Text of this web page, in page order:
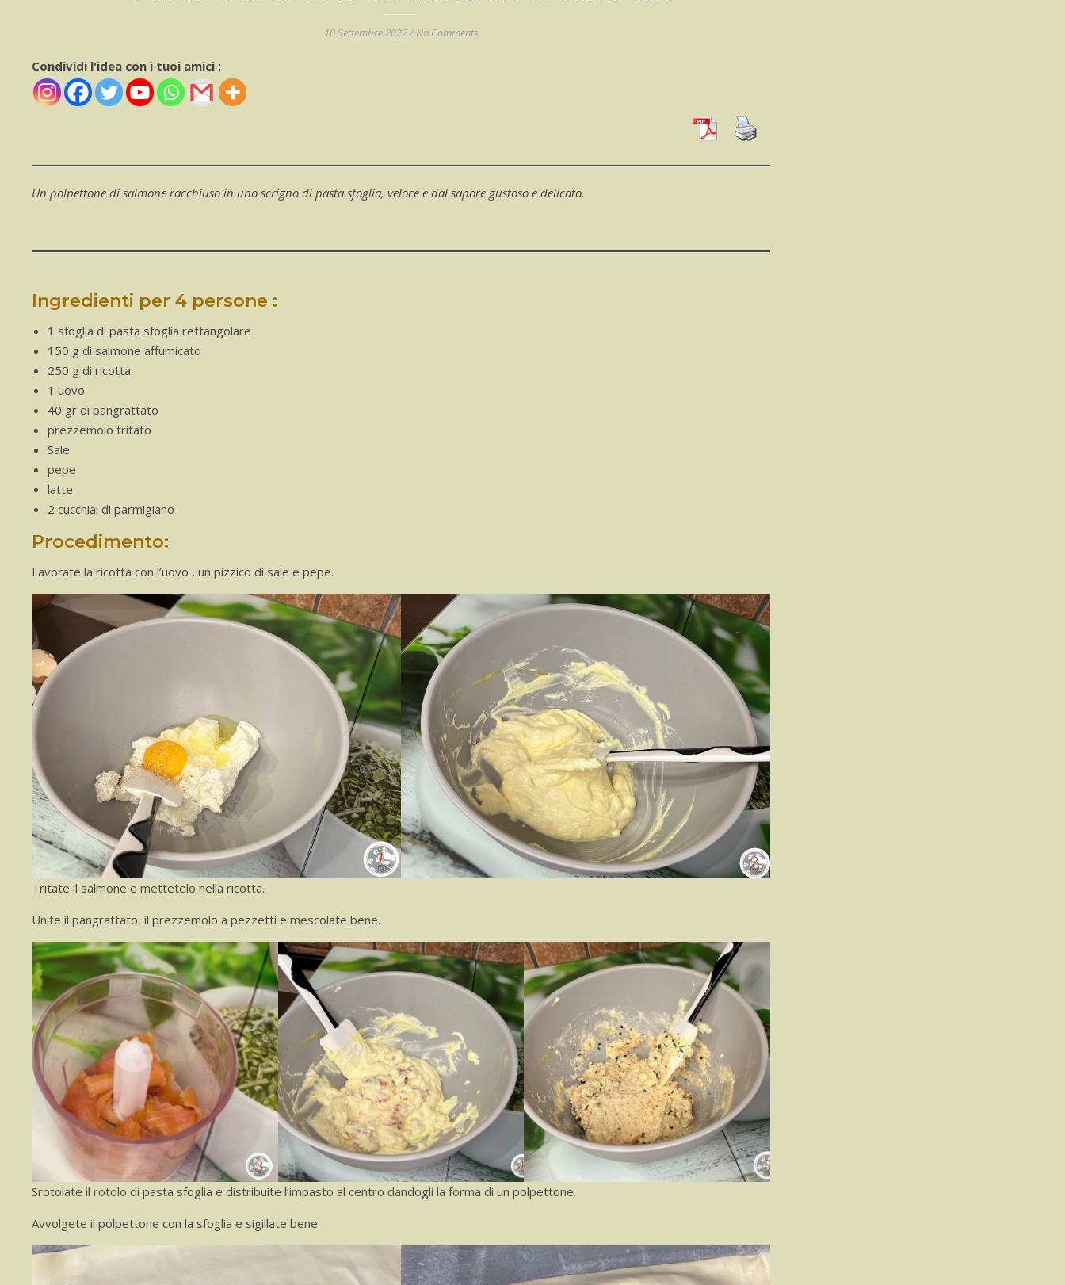
10 Settembre 2022/ No Comments
Condividi l'idea con i tuoi amici :
Un polpettone di salmone racchiuso in uno scrigno di pasta sfoglia, veloce e dal sapore gustoso e delicato.
Ingredienti per 4 persone :
1 sfoglia di pasta sfoglia rettangolare
150 g di salmone affumicato
250 g di ricotta
1 uovo
40 gr di pangrattato
prezzemolo tritato
Sale
pepe
latte
2 cucchiai di parmigiano
Procedimento:
Lavorate la ricotta con l’uovo , un pizzico di sale e pepe.
Tritate il salmone e mettetelo nella ricotta.
Unite il pangrattato, il prezzemolo a pezzetti e mescolate bene.
Srotolate il rotolo di pasta sfoglia e distribuite l’impasto al centro dandogli la forma di un polpettone.
Avvolgete il polpettone con la sfoglia e sigillate bene.